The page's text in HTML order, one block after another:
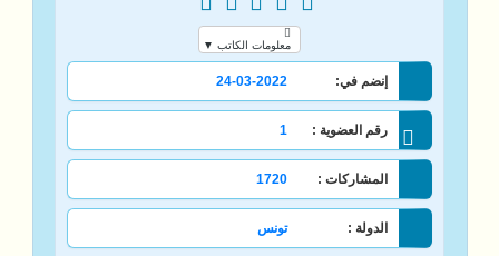
معلومات الكاتب ▼
إنضم في: 24-03-2022
رقم العضوية : 1
المشاركات : 1720
الدولة : تونس